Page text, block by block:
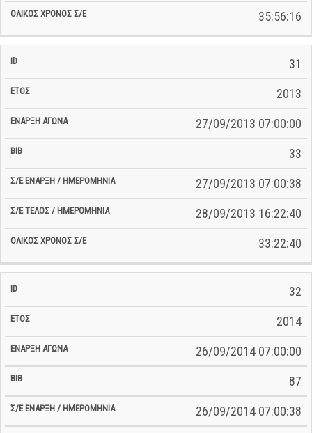
35:56:16
31
2013
27/09/2013 07:00:00
33
27/09/2013 07:00:38
28/09/2013 16:22:40
33:22:40
32
2014
26/09/2014 07:00:00
87
26/09/2014 07:00:38